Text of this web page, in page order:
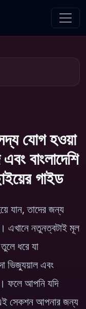
যোগ হওয়া
বাংলাদেশি
গাইড
যান, তাদের জন্য
এখানে নতুনত্বটাই মূল
ধরে যা
ভিজ্যুয়াল এবং
ফলে আপনি যদি
সেকশন আপনার জন্য